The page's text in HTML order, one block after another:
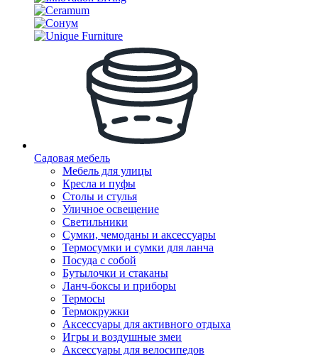
Садовая мебель
Мебель для улицы
Кресла и пуфы
Столы и стулья
Уличное освещение
Светильники
Сумки, чемоданы и аксессуары
Термосумки и сумки для ланча
Посуда с собой
Бутылочки и стаканы
Ланч-боксы и приборы
Термосы
Термокружки
Аксессуары для активного отдыха
Игры и воздушные змеи
Аксессуары для велосипедов